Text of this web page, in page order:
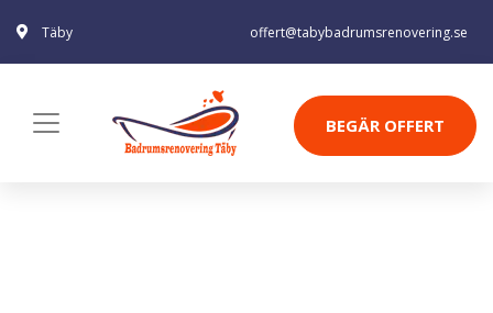
Täby offert@tabybadrumsrenovering.se
BEGÄR OFFERT